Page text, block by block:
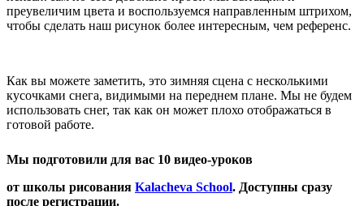
преувеличим цвета и воспользуемся направленным штрихом,
чтобы сделать наш рисунок более интересным, чем референс.
Как вы можете заметить, это зимняя сцена с несколькими
кусочками снега, видимыми на переднем плане. Мы не будем
использовать снег, так как он может плохо отображаться в
готовой работе.
Мы подготовили для вас 10 видео-уроков
от школы рисования Kalacheva School. Доступны сразу
после регистрации.